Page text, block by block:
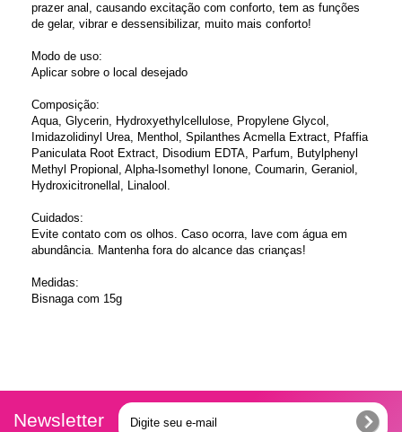
prazer anal, causando excitação com conforto, tem as funções
de gelar, vibrar e dessensibilizar, muito mais conforto!
Modo de uso:
Aplicar sobre o local desejado
Composição:
Aqua, Glycerin, Hydroxyethylcellulose, Propylene Glycol,
Imidazolidinyl Urea, Menthol, Spilanthes Acmella Extract, Pfaffia
Paniculata Root Extract, Disodium EDTA, Parfum, Butylphenyl
Methyl Propional, Alpha-Isomethyl Ionone, Coumarin, Geraniol,
Hydroxicitronellal, Linalool.
Cuidados:
Evite contato com os olhos. Caso ocorra, lave com água em
abundância. Mantenha fora do alcance das crianças!
Medidas:
Bisnaga com 15g
Newsletter